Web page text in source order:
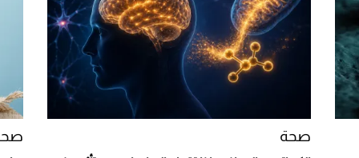
Aston Martin Valiant: على هوى الأبطال
صحة